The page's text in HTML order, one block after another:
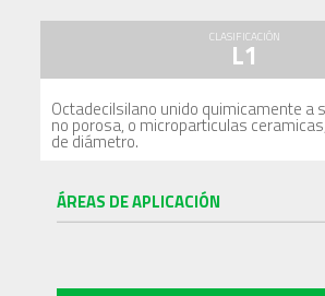
CLASIFICACIÓN
L1
Octadecilsilano unido quimicamente a
no porosa, o microparticulas
de diámetro.
ÁREAS DE APLICACIÓN